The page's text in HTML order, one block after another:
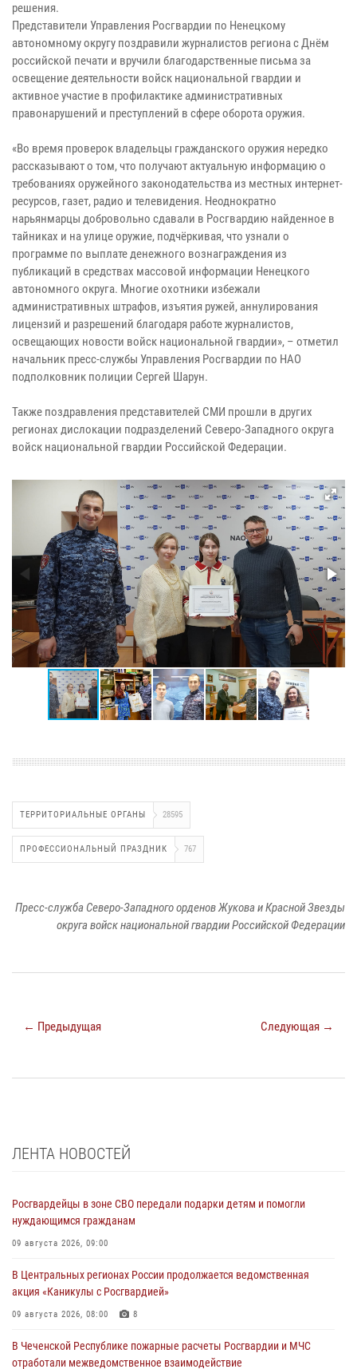
решения.
Представители Управления Росгвардии по Ненецкому
автономному округу поздравили журналистов региона с Днём
российской печати и вручили благодарственные письма за
освещение деятельности войск национальной гвардии и
активное участие в профилактике административных
правонарушений и преступлений в сфере оборота оружия.
«Во время проверок владельцы гражданского оружия нередко
рассказывают о том, что получают актуальную информацию о
требованиях оружейного законодательства из местных интернет-
ресурсов, газет, радио и телевидения. Неоднократно
нарьянмарцы добровольно сдавали в Росгвардию найденное в
тайниках и на улице оружие, подчёркивая, что узнали о
программе по выплате денежного вознаграждения из
публикаций в средствах массовой информации Ненецкого
автономного округа. Многие охотники избежали
административных штрафов, изъятия ружей, аннулирования
лицензий и разрешений благодаря работе журналистов,
освещающих новости войск национальной гвардии», – отметил
начальник пресс-службы Управления Росгвардии по НАО
подполковник полиции Сергей Шарун.
Также поздравления представителей СМИ прошли в других
регионах дислокации подразделений Северо-Западного округа
войск национальной гвардии Российской Федерации.
ТЕРРИТОРИАЛЬНЫЕ ОРГАНЫ 28595
ПРОФЕССИОНАЛЬНЫЙ ПРАЗДНИК 767
Пресс-служба Северо-Западного орденов Жукова и Красной Звезды
округа войск национальной гвардии Российской Федерации
← Предыдущая Следующая →
ЛЕНТА НОВОСТЕЙ
Росгвардейцы в зоне СВО передали подарки детям и помогли
нуждающимся гражданам
09 августа 2026, 09:00
В Центральных регионах России продолжается ведомственная
акция «Каникулы с Росгвардией»
09 августа 2026, 08:00 8
В Чеченской Республике пожарные расчеты Росгвардии и МЧС
отработали межведомственное взаимодействие